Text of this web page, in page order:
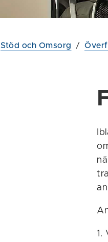
Stöd och Omsorg /
1.